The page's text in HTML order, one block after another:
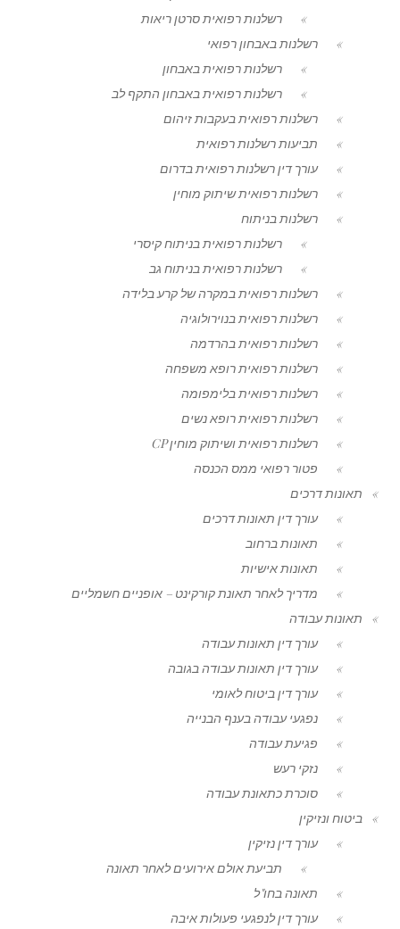
רשלנות רפואית סרטן ריאות
רשלנות באבחון רפואי
רשלנות רפואית באבחון
רשלנות רפואית באבחון התקף לב
רשלנות רפואית בעקבות זיהום
תביעות רשלנות רפואית
עורך דין רשלנות רפואית בדרום
רשלנות רפואית שיתוק מוחין
רשלנות בניתוח
רשלנות רפואית בניתוח קיסרי
רשלנות רפואית בניתוח גב
רשלנות רפואית במקרה של קרע בלידה
רשלנות רפואית בנוירולוגיה
רשלנות רפואית בהרדמה
רשלנות רפואית רופא משפחה
רשלנות רפואית בלימפומה
רשלנות רפואית רופא נשים
רשלנות רפואית ושיתוק מוחין CP
פטור רפואי ממס הכנסה
תאונות דרכים
עורך דין תאונות דרכים
תאונות ברחוב
תאונות אישיות
מדריך לאחר תאונת קורקינט – אופניים חשמליים
תאונות עבודה
עורך דין תאונות עבודה
עורך דין תאונות עבודה בגובה
עורך דין ביטוח לאומי
נפגעי עבודה בענף הבנייה
פגיעת עבודה
נזקי רעש
סוכרת כתאונת עבודה
ביטוח ונזיקין
עורך דין נזיקין
תביעת אולם אירועים לאחר תאונה
תאונה בחו"ל
עורך דין לנפגעי פעולות איבה